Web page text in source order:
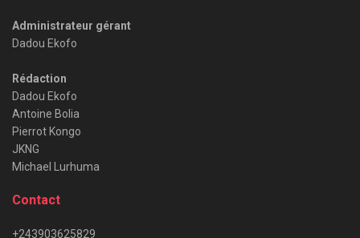
Administrateur gérant
Dadou Ekofo
Rédaction
Dadou Ekofo
Antoine Bolia
Pierrot Kongo
JKNG
Michael Lurhuma
Contact
+243903625829